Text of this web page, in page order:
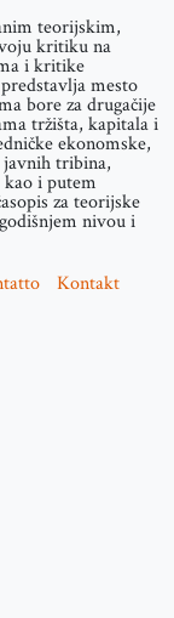
teorijskim,
kritiku na
i kritike
mesto
bore za drugačije
tržišta, kapitala i
ekonomske,
javnih tribina,
i putem
za teorijske
nivou i
Kontakt